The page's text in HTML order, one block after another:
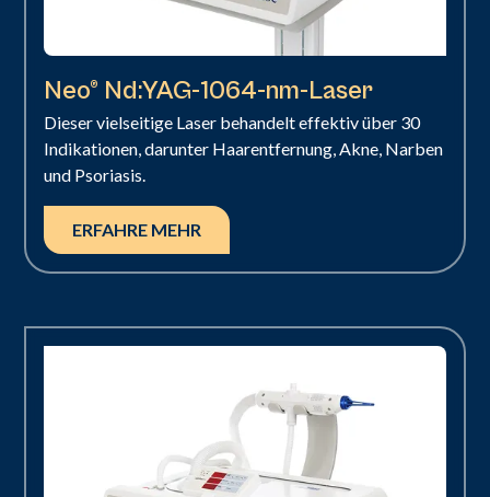
Neo® Nd:YAG-1064-nm-Laser
Dieser vielseitige Laser behandelt effektiv über 30
Indikationen, darunter Haarentfernung, Akne, Narben
und Psoriasis.
ERFAHRE MEHR